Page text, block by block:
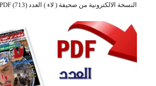
النسخة الالكترونية من صحيفة ( لاء ) العدد (713) PDF. .